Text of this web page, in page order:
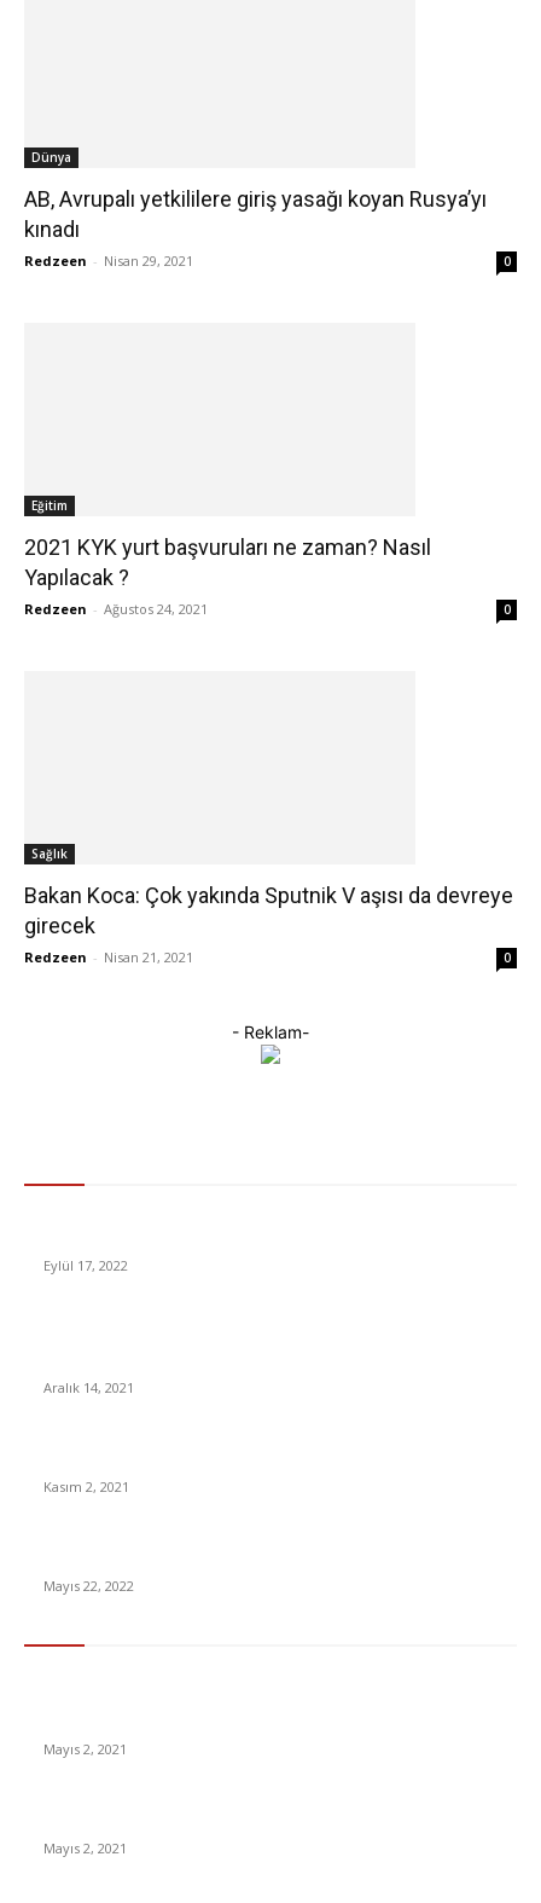
Dünya
AB, Avrupalı yetkililere giriş yasağı koyan Rusya’yı
kınadı
Redzeen - Nisan 29, 2021 0
Eğitim
2021 KYK yurt başvuruları ne zaman? Nasıl
Yapılacak ?
Redzeen - Ağustos 24, 2021 0
Sağlık
Bakan Koca: Çok yakında Sputnik V aşısı da devreye
girecek
Redzeen - Nisan 21, 2021 0
- Reklam-
Eylül 17, 2022
Aralık 14, 2021
Kasım 2, 2021
Mayıs 22, 2022
Mayıs 2, 2021
Mayıs 2, 2021